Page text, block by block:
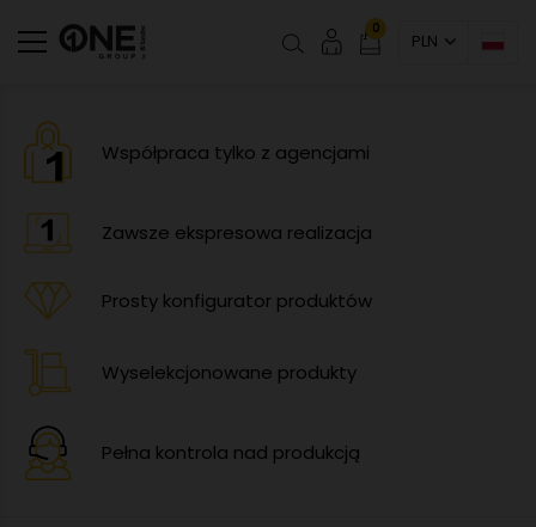
0
PLN
Współpraca tylko z agencjami
Zawsze ekspresowa realizacja
Prosty konfigurator produktów
Wyselekcjonowane produkty
Pełna kontrola nad produkcją